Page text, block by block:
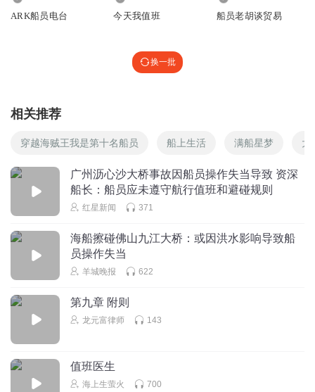
ARK船员电台 今天我值班 船员老胡谈贸易
换一批
相关推荐
穿越海贼王我是第十名船员 船上生活 满船星梦 大
广州沥心沙大桥事故因船员操作失当导致 资深
船长：船员应未遵守航行值班和避碰规则
红星新闻 371
海船擦碰佛山九江大桥：或因洪水影响导致船
员操作失当
羊城晚报 622
第九章 附则
龙元富律师 143
值班医生
海上生萤火 700